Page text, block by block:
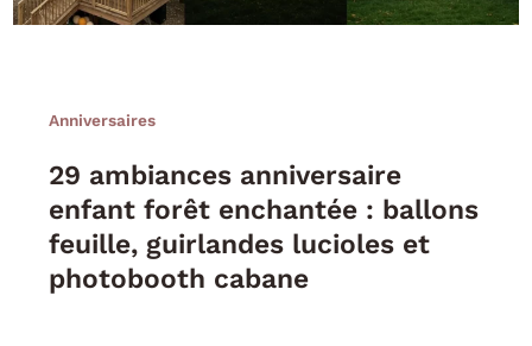
Anniversaires
29 ambiances anniversaire
enfant forêt enchantée : ballons
feuille, guirlandes lucioles et
photobooth cabane